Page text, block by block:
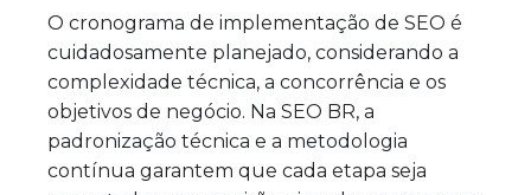
O cronograma de implementação de SEO é
cuidadosamente planejado, considerando a
complexidade técnica, a concorrência e os
objetivos de negócio. Na SEO BR, a
padronização técnica e a metodologia
contínua garantem que cada etapa seja